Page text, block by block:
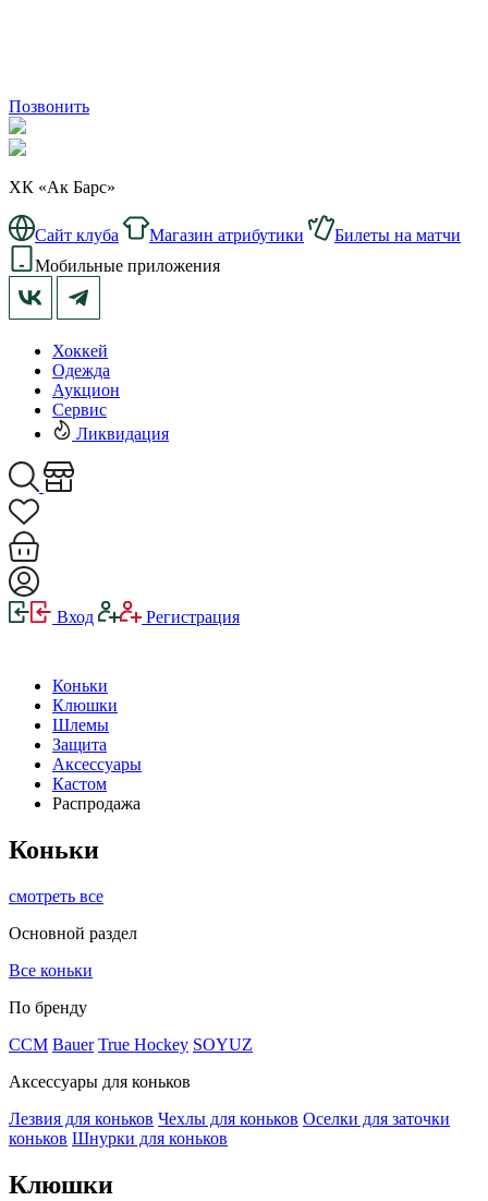
Позвонить
ХК «Ак Барс»
Сайт клуба Магазин атрибутики
Билеты на матчи
Мобильные приложения
Хоккей
Одежда
Аукцион
Сервис
Ликвидация
Вход Регистрация
Коньки
Клюшки
Шлемы
Защита
Аксессуары
Кастом
Распродажа
Коньки
смотреть все
Основной раздел
Все коньки
По бренду
ССМ Bauer True Hockey SOYUZ
Аксессуары для коньков
Лезвия для коньков Чехлы для коньков Оселки для заточки
коньков Шнурки для коньков
Клюшки